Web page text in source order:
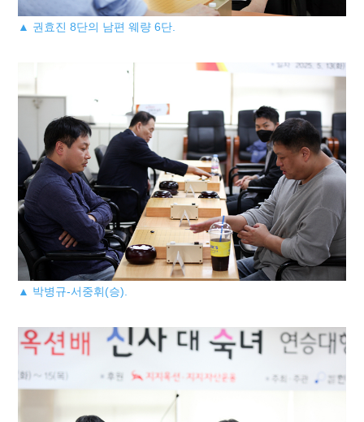
▲ 권효진 8단의 남편 웨량 6단.
▲ 박병규-서중휘(승).